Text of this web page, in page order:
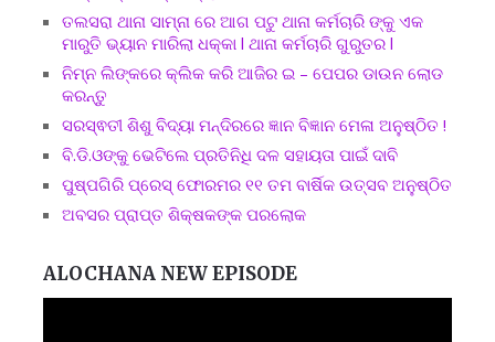
ତଲସରା ଥାନା ସାମ୍ନା ରେ ଆଗ ପଟୁ ଥାନା କର୍ମଚାରି ଙ୍କୁ ଏକ
ମାରୁତି ଭ୍ୟାନ ମାରିଲା ଧକ୍କା l ଥାନା କର୍ମଚାରି ଗୁରୁତର l
ନିମ୍ନ ଲିଙ୍କରେ କ୍ଲିକ କରି ଆଜିର ଇ – ପେପର ଡାଉନ ଲୋଡ
କରନ୍ତୁ
ସରସ୍ଵତୀ ଶିଶୁ ବିଦ୍ୟା ମନ୍ଦିରରେ ଜ୍ଞାନ ବିଜ୍ଞାନ ମେଳା ଅନୁଷ୍ଠିତ !
ବି.ଡି.ଓଙ୍କୁ ଭେଟିଲେ ପ୍ରତିନିଧି ଦଳ ସହାୟତା ପାଇଁ ଦାବି
ପୁଷ୍ପଗିରି ପ୍ରେସ୍ ଫୋରମର ୧୧ ତମ ବାର୍ଷିକ ଉତ୍ସବ ଅନୁଷ୍ଠିତ
ଅବସର ପ୍ରାପ୍ତ ଶିକ୍ଷକଙ୍କ ପରଲୋକ
ALOCHANA NEW EPISODE